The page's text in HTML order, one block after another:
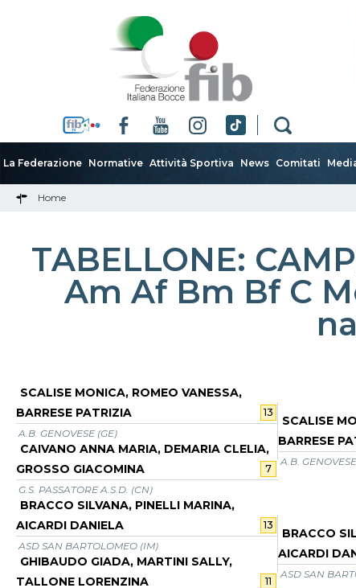
La Federazione Normative Attività Sportiva News Comitati
Home
TABELLONE:
Am Af Bm Bf C
SCALISE MONICA, ROMEO VANESSA,
BARRESE PATRIZIA
13
A.B. GENOVESE (GE)
CAIVANO ANNA MARIA, DEMARIA CLELIA,
GROSSO GIACOMINA
7
G.S. PASSATORE A.S.D. (CN)
BRACCO SILVANA, PINELLI MARINA,
AICARDI DANIELA
13
ASD SAN BARTOLOMEO (IM)
GHIBAUDO GIADA, MARTINI SALLY,
TALLONE LORENZINA
11
SCALISE
BARRESE
A.B.
BRACCO
AICARDI
ASD SAN